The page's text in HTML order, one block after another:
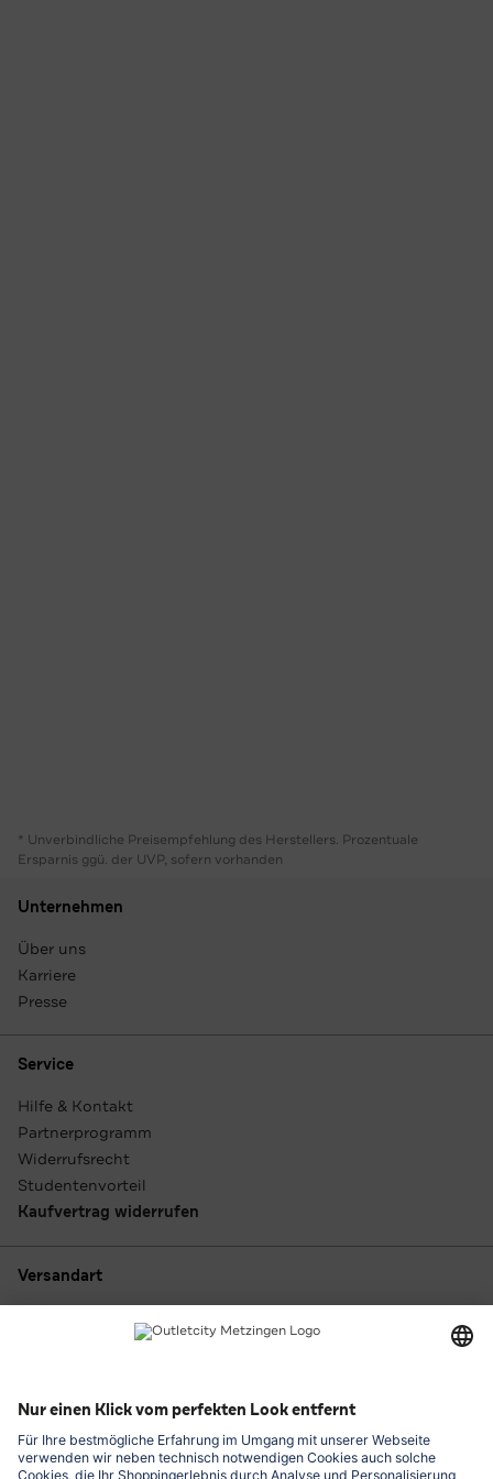
* Unverbindliche Preisempfehlung des Herstellers. Prozentuale
Ersparnis ggü. der UVP, sofern vorhanden
Unternehmen
Über uns
Karriere
Presse
Service
Hilfe & Kontakt
Partnerprogramm
Widerrufsrecht
Studentenvorteil
Kaufvertrag widerrufen
Versandart